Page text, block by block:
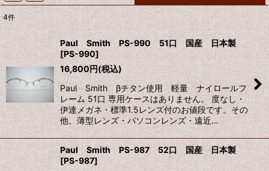
表示数:
並び順 :
絞り込む
4件
Paul Smith PS-990 51口 国産 日本製
[PS-990]
16,800円(税込)
Paul Smith βチタン使用 軽量 ナイロールフ
レーム 51口 専用ケースはありません。 度なし・
伊達メガネ・標準1.5レンズ付のお値段です。その
他、薄型レンズ・パソコンレンズ・遠近…
Paul Smith PS-987 52口 国産 日本製
[PS-987]